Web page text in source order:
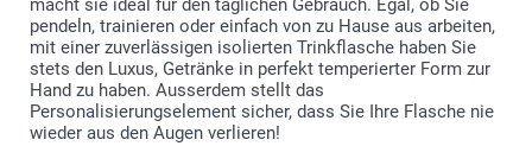
macht sie ideal für den täglichen Gebrauch. Egal, ob Sie
pendeln, trainieren oder einfach von zu Hause aus arbeiten,
mit einer zuverlässigen isolierten Trinkflasche haben Sie
stets den Luxus, Getränke in perfekt temperierter Form zur
Hand zu haben. Ausserdem stellt das
Personalisierungselement sicher, dass Sie Ihre Flasche nie
wieder aus den Augen verlieren!